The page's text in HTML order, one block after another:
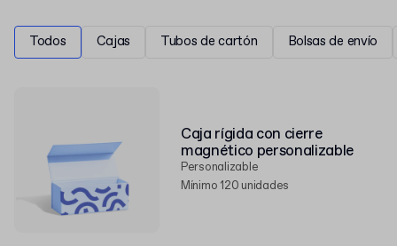
popular para
Todos Cajas Tubos de cartón Bolsas de envío
Caja rígida con cierre
magnético personalizable
Personalizable
Mínimo 120 unidades